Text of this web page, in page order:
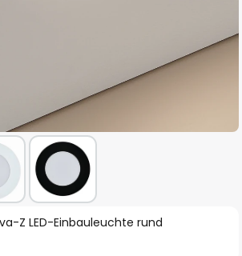
Z LED-Einbauleuchte rund